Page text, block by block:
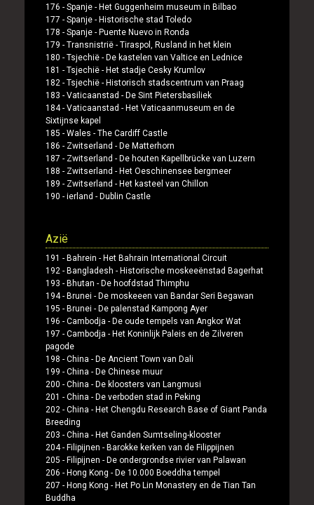
176 - Spanje - Het Guggenheim museum in Bilbao
177 - Spanje - Historische stad Toledo
178 - Spanje - Puente Nuevo in Ronda
179 - Transnistrië - Tiraspol, Rusland in het klein
180 - Tsjechië - De kastelen van Valtice en Lednice
181 - Tsjechië - Het stadje Cesky Krumlov
182 - Tsjechië - Historisch stadscentrum van Praag
183 - Vaticaanstad - De Sint Pietersbasiliek
184 - Vaticaanstad - Het Vaticaanmuseum en de
Sixtijnse kapel
185 - Wales - The Cardiff Castle
186 - Zwitserland - De Matterhorn
187 - Zwitserland - De houten Kapellbrücke van Luzern
188 - Zwitserland - Het Oeschinensee bergmeer
189 - Zwitserland - Het kasteel van Chillon
190 - ierland - Dublin Castle
Azië
191 - Bahrein - Het Bahrain International Circuit
192 - Bangladesh - Historische moskeeënstad Bagerhat
193 - Bhutan - De hoofdstad Thimphu
194 - Brunei - De moskeeen van Bandar Seri Begawan
195 - Brunei - De palenstad Kampong Ayer
196 - Cambodja - De oude tempels van Angkor Wat
197 - Cambodja - Het Koninlijk Paleis en de Zilveren
pagode
198 - China - De Ancient Town van Dali
199 - China - De Chinese muur
200 - China - De kloosters van Langmusi
201 - China - De verboden stad in Peking
202 - China - Het Chengdu Research Base of Giant Panda
Breeding
203 - China - Het Ganden Sumtseling-klooster
204 - Filipijnen - Barokke kerken van de Filippijnen
205 - Filipijnen - De ondergrondse rivier van Palawan
206 - Hong Kong - De 10.000 Boeddha tempel
207 - Hong Kong - Het Po Lin Monastery en de Tian Tan
Buddha